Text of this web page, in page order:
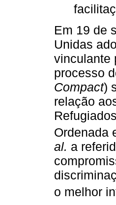
Em 19 de
Unidas
vinculante
processo
Compact)
relação
Ordenada
al. a
o melhor